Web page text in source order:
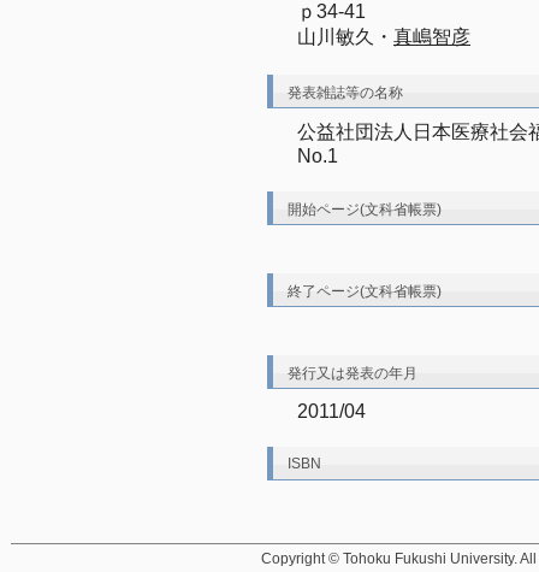
ｐ34-41
山川敏久・ 真嶋智彦
発表雑誌等の名称
公益社団法人日本医療社
No.1
開始ページ(文科省帳票)
終了ページ(文科省帳票)
発行又は発表の年月
2011/04
ISBN